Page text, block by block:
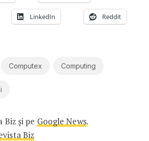
LinkedIn Reddit
Computex Computing
Biz și pe Google News.
Biz